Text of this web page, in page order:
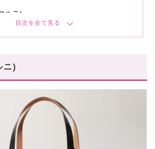
ルラ)
色んな選択肢が可能です!
オススメの記事はこちら!
ニ)